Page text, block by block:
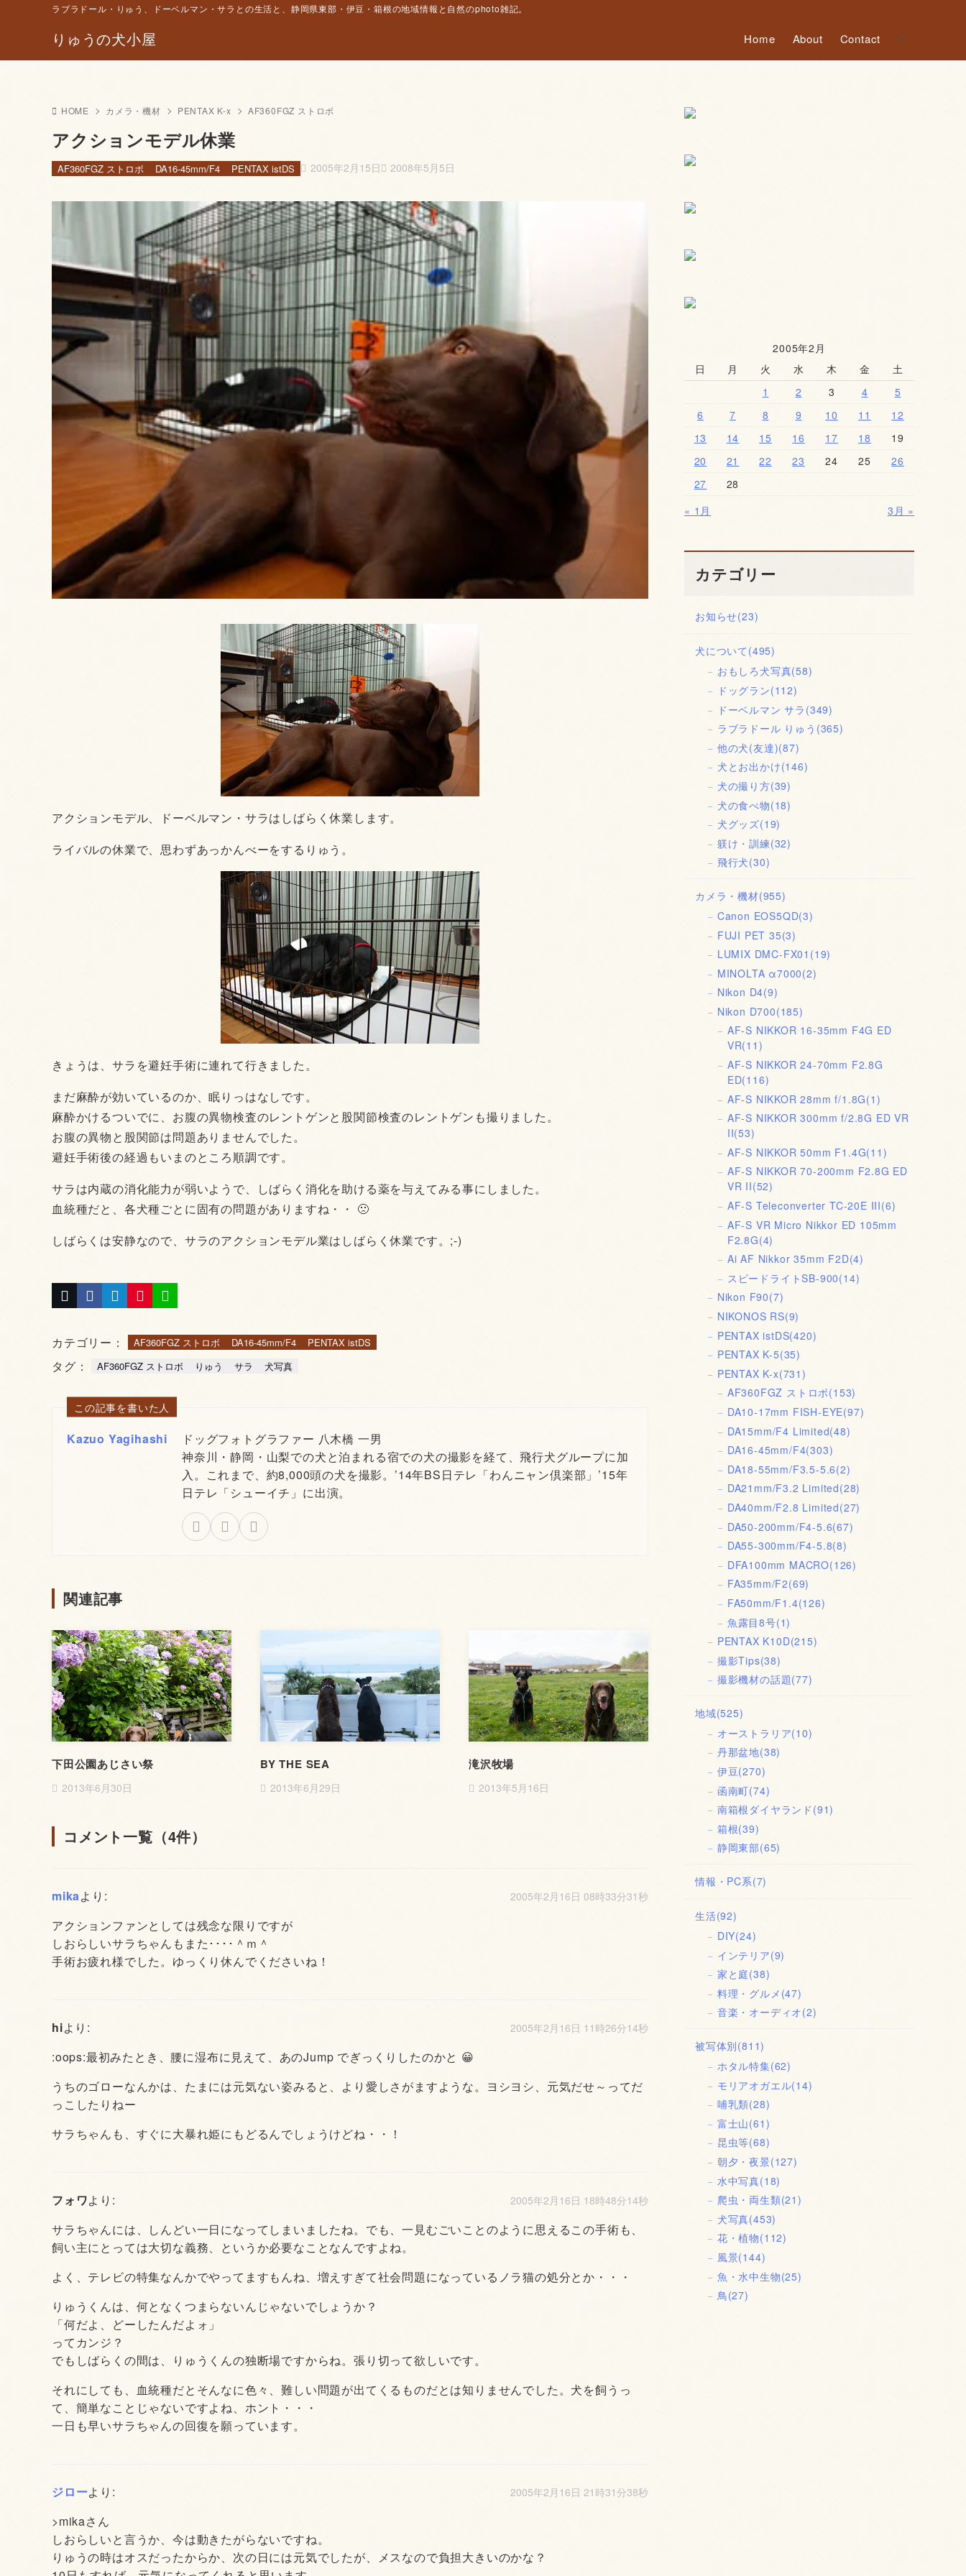
りゅうの犬小屋
ラブラドール・りゅう、ドーベルマン・サラとの生活と、静岡県東部・伊豆・箱根の地域情報と自然のphoto雑記。
Home About Contact
HOME カメラ・機材 PENTAX K-x AF360FGZ ストロボ
アクションモデル休業
2005年2月15日 2008年5月5日
AF360FGZ ストロボ DA16-45mm/F4 PENTAX istDS
アクションモデル、ドーベルマン・サラはしばらく休業します。
ライバルの休業で、思わずあっかんべーをするりゅう。
きょうは、サラを避妊手術に連れて行きました。
まだ麻酔が効いているのか、眠りっはなしです。
麻酔かけるついでに、お腹の異物検査のレントゲンと股関節検査のレントゲンも撮りました。
お腹の異物と股関節は問題ありませんでした。
避妊手術後の経過もいまのところ順調です。
サラは内蔵の消化能力が弱いようで、しばらく消化を助ける薬を与えてみる事にしました。
血統種だと、各犬種ごとに固有の問題がありますね・・ 🙁
しばらくは安静なので、サラのアクションモデル業はしばらく休業です。;-)
カテゴリー： AF360FGZ ストロボ DA16-45mm/F4 PENTAX istDS
タグ： AF360FGZ ストロボ りゅう サラ 犬写真
この記事を書いた人
Kazuo Yagihashi
ドッグフォトグラファー 八木橋 一男
神奈川・静岡・山梨での犬と泊まれる宿での犬の撮影を経て、飛行犬グループに加
入。これまで、約8,000頭の犬を撮影。’14年BS日テレ「わんニャン倶楽部」’15年
日テレ「シューイチ」に出演。
関連記事
下田公園あじさい祭
2013年6月30日
BY THE SEA
2013年6月29日
滝沢牧場
2013年5月16日
コメント一覧（4件）
mikaより: 2005年2月16日 08時33分31秒
アクションファンとしては残念な限りですが
しおらしいサラちゃんもまた････＾ｍ＾
手術お疲れ様でした。ゆっくり休んでくださいね！
hiより: 2005年2月16日 11時26分14秒
:oops:最初みたとき、腰に湿布に見えて、あのJump でぎっくりしたのかと 😀
うちのゴローなんかは、たまには元気ない姿みると、より愛しさがますような。ヨシヨシ、元気だせ～ってだ
っこしたりねー
サラちゃんも、すぐに大暴れ姫にもどるんでしょうけどね・・！
フォワより: 2005年2月16日 18時48分14秒
サラちゃんには、しんどい一日になってしまいましたね。でも、一見むごいことのように思えるこの手術も、
飼い主にとっては大切な義務、というか必要なことなんですよね。
よく、テレビの特集なんかでやってますもんね、増えすぎて社会問題になっているノラ猫の処分とか・・・
りゅうくんは、何となくつまらないんじゃないでしょうか？
「何だよ、どーしたんだよォ」
ってカンジ？
でもしばらくの間は、りゅうくんの独断場ですからね。張り切って欲しいです。
それにしても、血統種だとそんなに色々、難しい問題が出てくるものだとは知りませんでした。犬を飼うっ
て、簡単なことじゃないですよね、ホント・・・
一日も早いサラちゃんの回復を願っています。
ジローより: 2005年2月16日 21時31分38秒
>mikaさん
しおらしいと言うか、今は動きたがらないですね。
りゅうの時はオスだったからか、次の日には元気でしたが、メスなので負担大きいのかな？
2005年2月
日
月 火 水 木 金
土
1
2 3 4
5
6
7 8 9 10 11
12
13
14 15 16 17 18
19
20
21 22 23 24 25
26
27
28
« 1月
3月 »
カテゴリー
お知らせ(23)
犬について (495)
おもしろ犬写真(58)
ドッグラン(112)
ドーベルマン サラ (349)
ラブラドール りゅう (365)
他の犬(友達)(87)
犬とお出かけ(146)
犬の撮り方(39)
犬の食べ物(18)
犬グッズ(19)
躾け・訓練(32)
飛行犬(30)
カメラ・機材(955)
Canon EOS5QD(3)
FUJI PET 35(3)
LUMIX DMC-FX01 (19)
MINOLTA α7000(2)
Nikon D4(9)
Nikon D700(185)
AF-S NIKKOR 16-35mm F4G ED
VR(11)
AF-S NIKKOR 24-70mm F2.8G
ED(116)
AF-S NIKKOR 28mm f/1.8G(1)
AF-S NIKKOR 300mm f/2.8G ED VR
II(53)
AF-S NIKKOR 50mm F1.4G(11)
AF-S NIKKOR 70-200mm F2.8G ED
VR II(52)
AF-S Teleconverter TC-20E III(6)
AF-S VR Micro Nikkor ED 105mm
F2.8G(4)
Ai AF Nikkor 35mm F2D(4)
スピードライトSB-900(14)
Nikon F90(7)
NIKONOS RS(9)
PENTAX istDS(420)
PENTAX K-5(35)
PENTAX K-x(731)
AF360FGZ ストロボ(153)
DA10-17mm FISH-EYE(97)
DA15mm/F4 Limited(48)
DA16-45mm/F4(303)
DA18-55mm/F3.5-5.6(2)
DA21mm/F3.2 Limited(28)
DA40mm/F2.8 Limited(27)
DA50-200mm/F4-5.6(67)
DA55-300mm/F4-5.8(8)
DFA100mm MACRO(126)
FA35mm/F2(69)
FA50mm/F1.4(126)
魚露目8号(1)
PENTAX K10D(215)
撮影Tips(38)
撮影機材の話題(77)
地域(525)
オーストラリア(10)
丹那盆地(38)
伊豆(270)
函南町(74)
南箱根ダイヤランド (91)
箱根(39)
静岡東部(65)
情報・PC系(7)
生活(92)
DIY(24)
インテリア(9)
家と庭(38)
料理・グルメ (47)
音楽・オーディオ(2)
被写体別(811)
ホタル特集(62)
モリアオガエル(14)
哺乳類(28)
富士山(61)
昆虫等(68)
朝夕・夜景(127)
水中写真(18)
爬虫・両生類(21)
犬写真(453)
花・植物(112)
風景(144)
魚・水中生物(25)
鳥(27)